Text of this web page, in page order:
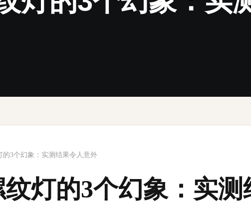
的3个幻象：实测结果令人意外
灯的3个幻象：实